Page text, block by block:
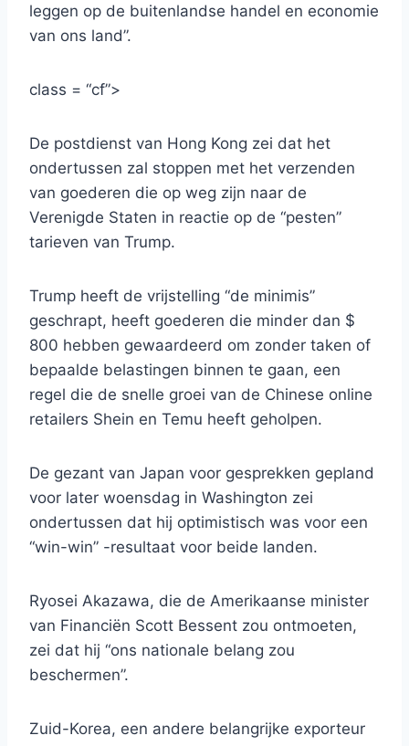
leggen op de buitenlandse handel en economie
van ons land”.
class = “cf”>
De postdienst van Hong Kong zei dat het
ondertussen zal stoppen met het verzenden
van goederen die op weg zijn naar de
Verenigde Staten in reactie op de “pesten”
tarieven van Trump.
Trump heeft de vrijstelling “de minimis”
geschrapt, heeft goederen die minder dan $
800 hebben gewaardeerd om zonder taken of
bepaalde belastingen binnen te gaan, een
regel die de snelle groei van de Chinese online
retailers Shein en Temu heeft geholpen.
De gezant van Japan voor gesprekken gepland
voor later woensdag in Washington zei
ondertussen dat hij optimistisch was voor een
“win-win” -resultaat voor beide landen.
Ryosei Akazawa, die de Amerikaanse minister
van Financiën Scott Bessent zou ontmoeten,
zei dat hij “ons nationale belang zou
beschermen”.
Zuid-Korea, een andere belangrijke exporteur